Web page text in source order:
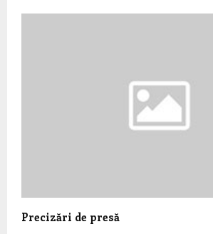
Precizări de presă